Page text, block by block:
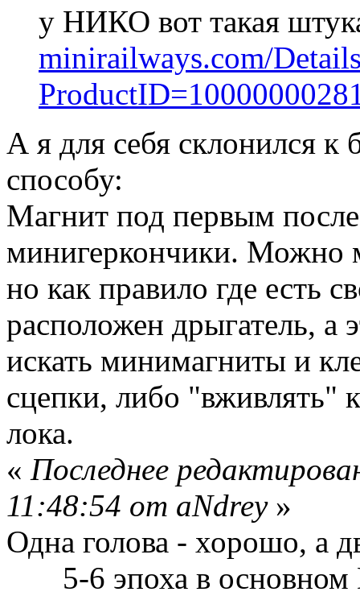
у НИКО вот такая
minirailways.com/
А я для себя склонился к
способу:
Магнит под первым
минигеркончики. Можно
но как правило где есть
расположен дрыгатель, а
искать минимагниты и
сцепки, либо "вживлять"
лока.
« Последнее
11:48:54 от aNdrey»
Одна голова - хорошо, а
5-6 эпоха в основном